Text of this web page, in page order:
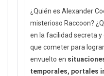
¿Quién es Alexander
misterioso Raccoon?
en la facilidad secreta
que cometer para
envuelto en
temporales, portales